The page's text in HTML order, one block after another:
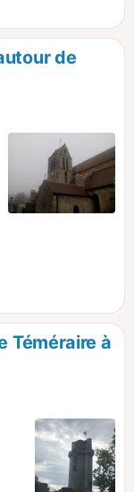
trois
de
Téméraire à